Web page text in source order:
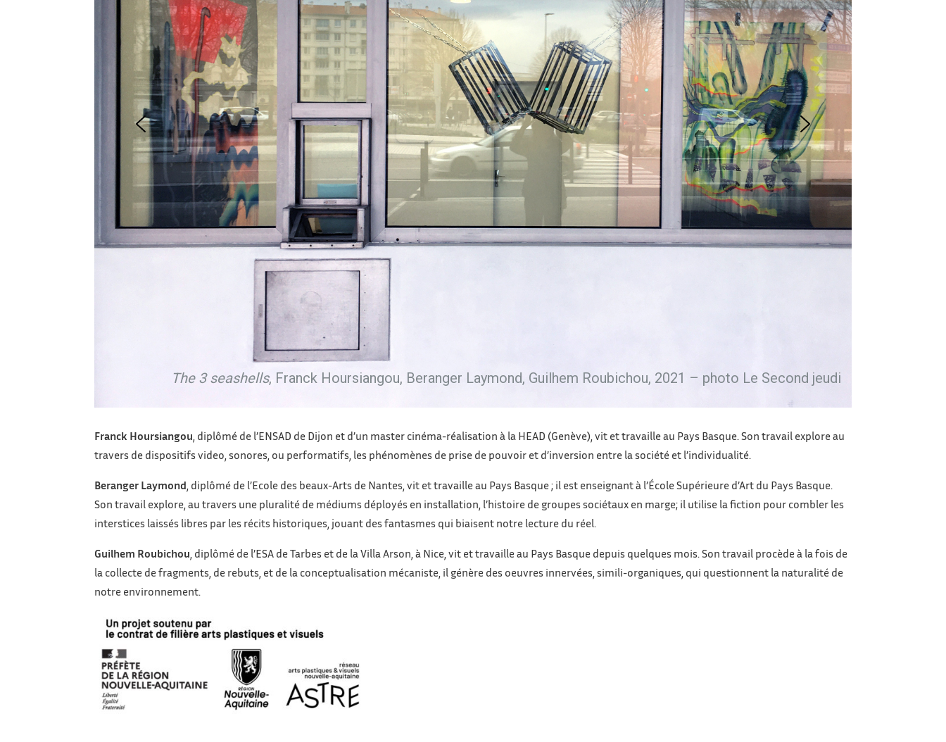
The 3 seashells, Franck Hoursiangou, Beranger Laymond, Guilhem Roubichou, 2021 – photo Le Second jeudi
Franck Hoursiangou, diplômé de l’ENSAD de Dijon et d’un master cinéma-réalisation à la HEAD (Genève), vit et travaille au Pays Basque. Son travail explore au
travers de dispositifs video, sonores, ou performatifs, les phénomènes de prise de pouvoir et d’inversion entre la société et l’individualité.
Beranger Laymond, diplômé de l’Ecole des beaux-Arts de Nantes, vit et travaille au Pays Basque ; il est enseignant à l’École Supérieure d’Art du Pays Basque.
Son travail explore, au travers une pluralité de médiums déployés en installation, l’histoire de groupes sociétaux en marge; il utilise la fiction pour combler les
interstices laissés libres par les récits historiques, jouant des fantasmes qui biaisent notre lecture du réel.
Guilhem Roubichou, diplômé de l’ESA de Tarbes et de la Villa Arson, à Nice, vit et travaille au Pays Basque depuis quelques mois. Son travail procède à la fois de
la collecte de fragments, de rebuts, et de la conceptualisation mécaniste, il génère des oeuvres innervées, simili-organiques, qui questionnent la naturalité de
notre environnement.